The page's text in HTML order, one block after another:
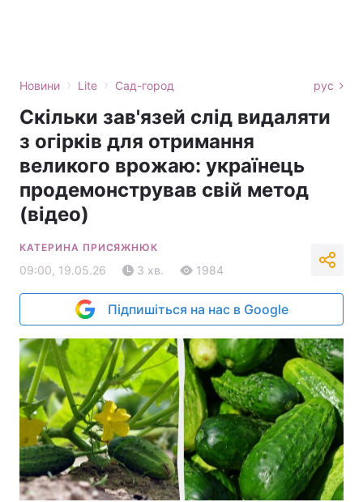
Новини › Lite › Сад-город рус
Скільки зав'язей слід видаляти
з огірків для отримання
великого врожаю: українець
продемонстрував свій метод
(відео)
КАТЕРИНА ПРИСЯЖНЮК
09:00, 19.05.26 3 хв. 1984
Підпишіться на нас в Google